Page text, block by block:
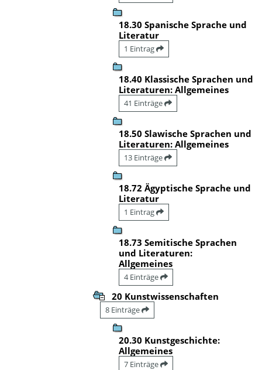
18.30 Spanische Sprache und
Literatur
1 Eintrag
18.40 Klassische Sprachen und
Literaturen: Allgemeines
41 Einträge
18.50 Slawische Sprachen und
Literaturen: Allgemeines
13 Einträge
18.72 Ägyptische Sprache und
Literatur
1 Eintrag
18.73 Semitische Sprachen
und Literaturen:
Allgemeines
4 Einträge
20 Kunstwissenschaften
8 Einträge
20.30 Kunstgeschichte:
Allgemeines
7 Einträge